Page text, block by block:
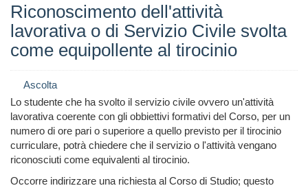
Riconoscimento dell'attività
lavorativa o di Servizio Civile svolta
come equipollente al tirocinio
Ascolta
Lo studente che ha svolto il servizio civile ovvero un'attività
lavorativa coerente con gli obbiettivi formativi del Corso, per un
numero di ore pari o superiore a quello previsto per il tirocinio
curriculare, potrà chiedere che il servizio o l'attività vengano
riconosciuti come equivalenti al tirocinio.
Occorre indirizzare una richiesta al Corso di Studio; questo